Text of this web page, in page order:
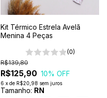
Kit Térmico Estrela Avelã
Menina 4 Peças
(0)
R$125,90
R$139,80
10% OFF
6 x de R$20,98 sem juros
Tamanho: RN